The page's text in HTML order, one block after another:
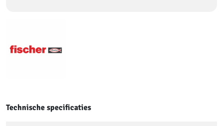
Technische specificaties